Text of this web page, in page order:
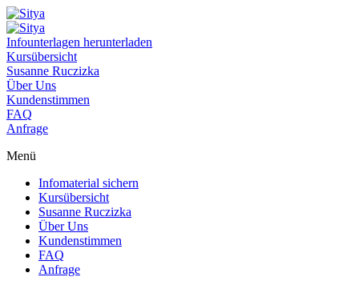
Infounterlagen herunterladen
Kursübersicht
Susanne Ruczizka
Über Uns
Kundenstimmen
FAQ
Anfrage
Menü
Infomaterial sichern
Kursübersicht
Susanne Ruczizka
Über Uns
Kundenstimmen
FAQ
Anfrage